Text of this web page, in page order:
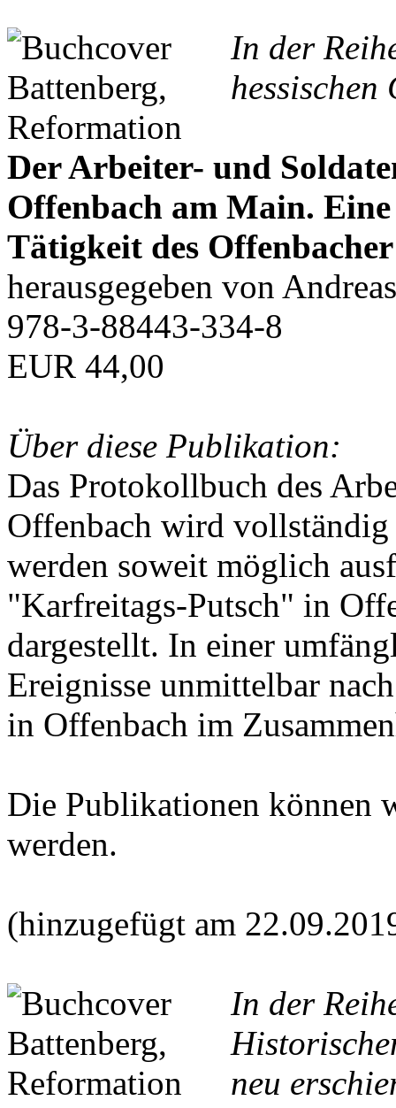
In der
hessischen
Der Arbeiter- und
Offenbach am Main.
Tätigkeit des
herausgegeben von
978-3-88443-334-8
EUR 44,00
Über diese Publikation:
Das Protokollbuch des
Offenbach wird
werden soweit möglich
"Karfreitags-Putsch" in
dargestellt. In einer
Ereignisse unmittelbar
in Offenbach im
Die Publikationen können
werden.
(hinzugefügt am
In der
neu